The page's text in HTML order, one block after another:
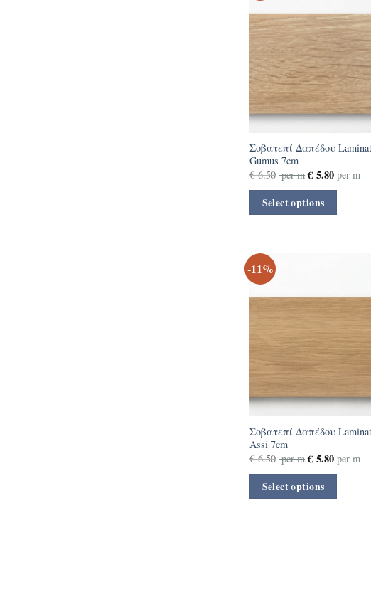
Σοβατεπί Δαπέδου
Gumus 7cm
€6.50 per m € 5.80 per m
Select options
-11%
Σοβατεπί Δαπέδου
Assi 7cm
€6.50 per m € 5.80 per m
Select options